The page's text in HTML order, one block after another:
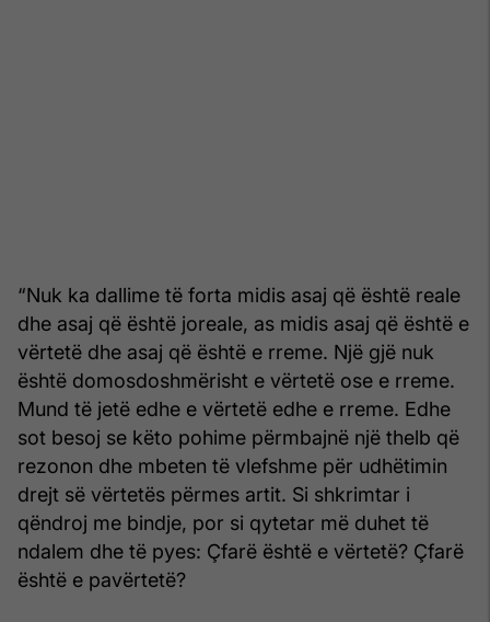
“Nuk ka dallime të forta midis asaj që është reale
dhe asaj që është joreale, as midis asaj që është e
vërtetë dhe asaj që është e rreme. Një gjë nuk
është domosdoshmërisht e vërtetë ose e rreme.
Mund të jetë edhe e vërtetë edhe e rreme. Edhe
sot besoj se këto pohime përmbajnë një thelb që
rezonon dhe mbeten të vlefshme për udhëtimin
drejt së vërtetës përmes artit. Si shkrim­tar i
qëndroj me bindje, por si qytetar më duhet të
ndalem dhe të pyes: Çfarë është e vërtetë? Çfarë
është e pavërtetë?